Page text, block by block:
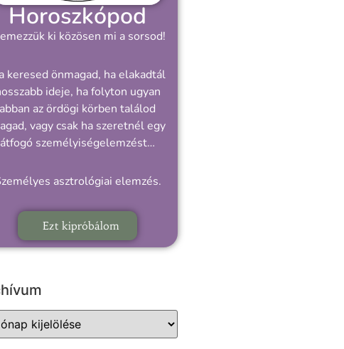
Horoszkópod
ki közösen mi a sorsod!
keresed önmagad, ha elakadtál
ideje, ha folyton ugyan
abban az ördögi körben találod
vagy csak ha szeretnél egy
átfogó személyiségelemzést…
asztrológiai elemzés.
Ezt kipróbálom